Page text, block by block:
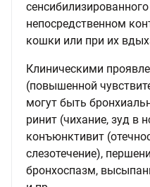
непосредственном
кошки или при их
Клиническими
(повышенной
могут быть
ринит (чихание, зуд в
конъюнктивит
слезотечение),
бронхоспазм,